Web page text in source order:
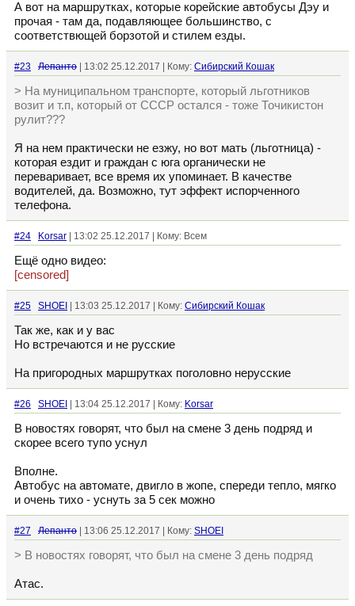
А вот на маршрутках, которые корейские автобусы Дэу и
прочая - там да, подавляющее большинство, с
соответствющей борзотой и стилем езды.
#23 Лепанто | 13:02 25.12.2017 | Кому: Сибирский Кошак
> На муниципальном транспорте, который льготников
возит и т.п, который от СССР остался - тоже Точикистон
рулит???
Я на нем практически не езжу, но вот мать (льготница) -
которая ездит и граждан с юга органически не
переваривает, все время их упоминает. В качестве
водителей, да. Возможно, тут эффект испорченного
телефона.
#24 Korsar | 13:02 25.12.2017 | Кому: Всем
Ещё одно видео:
[censored]
#25 SHOEI | 13:03 25.12.2017 | Кому: Сибирский Кошак
Так же, как и у вас
Но встречаются и не русские
На пригородных маршрутках поголовно нерусские
#26 SHOEI | 13:04 25.12.2017 | Кому: Korsar
В новостях говорят, что был на смене 3 день подряд и
скорее всего тупо уснул
Вполне.
Автобус на автомате, двигло в жопе, спереди тепло, мягко
и очень тихо - уснуть за 5 сек можно
#27 Лепанто | 13:06 25.12.2017 | Кому: SHOEI
> В новостях говорят, что был на смене 3 день подряд
Атас.